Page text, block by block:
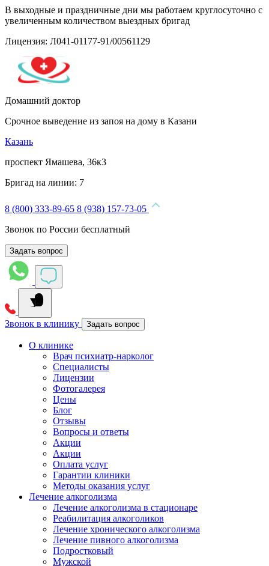
В выходные и праздничные дни мы работаем круглосуточно с
увеличенным количеством выездных бригад
Лицензия: Л041-01177-91/00561129
Домашний доктор
Срочное выведение из запоя на дому в Казани
Казань
проспект Ямашева, 36к3
Бригад на линии: 7
8 (800) 333-89-65 8 (938) 157-73-05
Звонок по России бесплатный
Задать вопрос
Звонок в клинику Задать вопрос
О клинике
Врач психиатр-нарколог
Специалисты
Лицензии
Фотогалерея
Цены
Блог
Отзывы
Вопросы и ответы
Акции
Акции
Оплата услуг
Гарантии клиники
Методы оказания услуг
Лечение алкоголизма
Лечение алкоголизма в стационаре
Реабилитация алкоголиков
Лечение хронического алкоголизма
Лечение пивного алкоголизма
Подростковый
Мужской